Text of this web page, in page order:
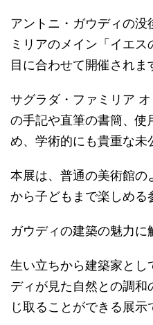
アントニ・ガウディの没
ミリアのメイン「イエ
目に合わせて開催されま
サグラダ・ファミリア
の手記や直筆の書簡、使
め、学術的にも貴重な
本展は、普通の美術館の
から子どもまで楽しめ
ガウディの建築の魅力に
生い立ちから建築家とし
ディが見た自然との調
じ取ることができる展示